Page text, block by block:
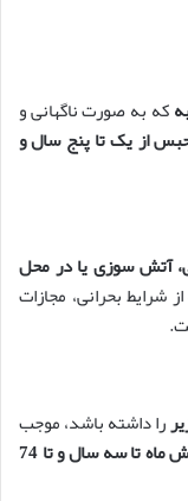
که به صورت ناگهانی و
از یک تا پنج سال و
آتش سوزی یا در محل
شرایط بحرانی، مجازات
را داشته باشد، موجب
حبس از شش ماه تا سه سال و تا 74